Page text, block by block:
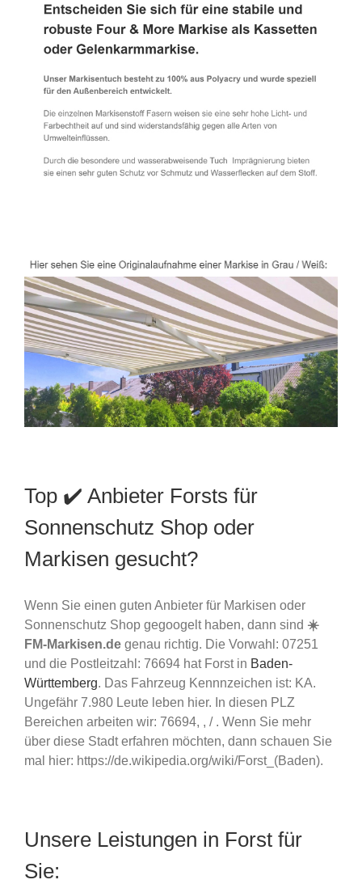
Top ✔️ Anbieter Forsts für
Sonnenschutz Shop oder
Markisen gesucht?
Wenn Sie einen guten Anbieter für Markisen oder
Sonnenschutz Shop gegoogelt haben, dann sind ☀️
FM-Markisen.de genau richtig. Die Vorwahl: 07251
und die Postleitzahl: 76694 hat Forst in Baden-
Württemberg. Das Fahrzeug Kennnzeichen ist: KA.
Ungefähr 7.980 Leute leben hier. In diesen PLZ
Bereichen arbeiten wir: 76694, , / . Wenn Sie mehr
über diese Stadt erfahren möchten, dann schauen Sie
mal hier: https://de.wikipedia.org/wiki/Forst_(Baden).
Unsere Leistungen in Forst für
Sie: